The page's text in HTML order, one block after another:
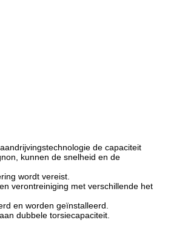
de capaciteit
kunnen de snelheid en de
wordt vereist.
verontreiniging met verschillende het
en worden geïnstalleerd.
dubbele torsiecapaciteit.